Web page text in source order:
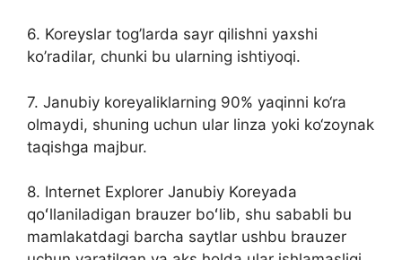
6. Koreyslar tog’larda sayr qilishni yaxshi
ko’radilar, chunki bu ularning ishtiyoqi.
7. Janubiy koreyaliklarning 90% yaqinni ko‘ra
olmaydi, shuning uchun ular linza yoki ko‘zoynak
taqishga majbur.
8. Internet Explorer Janubiy Koreyada
qoʻllaniladigan brauzer boʻlib, shu sababli bu
mamlakatdagi barcha saytlar ushbu brauzer